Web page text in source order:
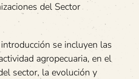
del Sector
se incluyen las
agropecuaria, en el
sector, la evolución y